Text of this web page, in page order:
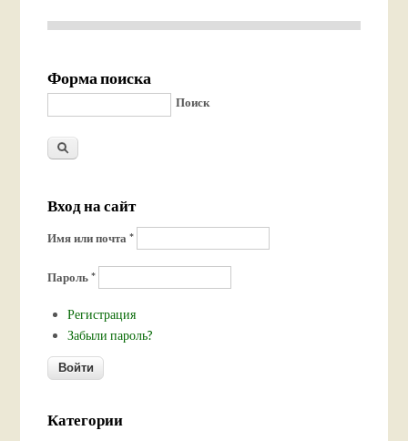
Форма поиска
Поиск
Вход на сайт
Имя или почта*
Пароль*
Регистрация
Забыли пароль?
Категории